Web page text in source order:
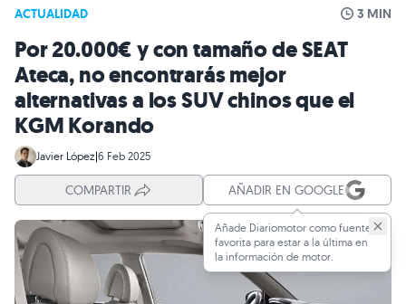
ACTUALIDAD 3 MIN
Por 20.000€ y con tamaño de SEAT
Ateca, no encontrarás mejor
alternativas a los SUV chinos que el
KGM Korando
Javier López|6 Feb 2025
COMPARTIR AÑADIR EN GOOGLE
Añade Diariomotor como fuente
favorita para estar a la última en
la información de motor.